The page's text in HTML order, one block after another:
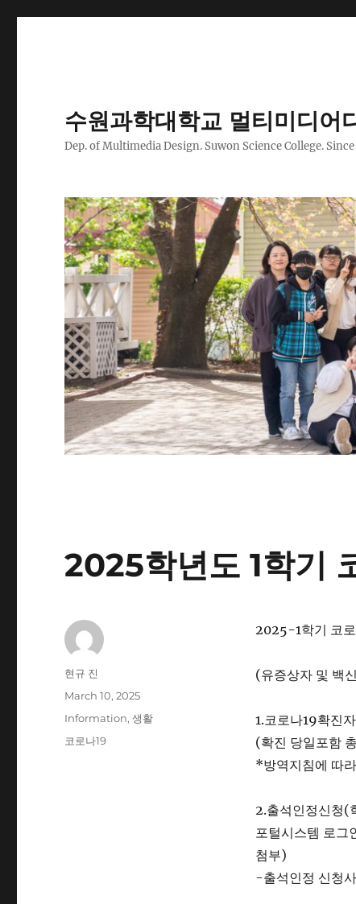
수원과학대학교 멀티미디어
Dep. of Multimedia Design. Suwon Science College. Since
2025학년도 1학기
2025-1학기 코
(유증상자 및 백
1.코로나19확진
(확진 당일포함
*방역지침에 따
2.출석인정신청(
포털시스템 로그
첨부)
-출석인정 신청
Author
현규 진
Posted
on
March 10, 2025
Categories
Information,생활
Tags
코로나19